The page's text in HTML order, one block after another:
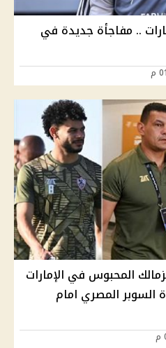
.. مفاجأة جديدة في
المحبوس في الإمارات
السوبر المصري امام